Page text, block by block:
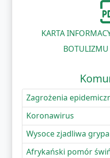
KARTA
BOTULIZMU
Zagrożenia
Koronawirus
Wysoce zjadliwa
Afrykański pomór